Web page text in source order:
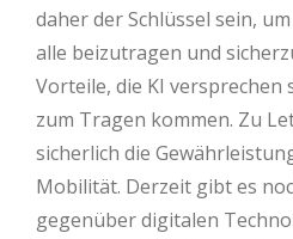
daher der Schlüssel sein,
alle beizutragen und
Vorteile, die KI versprechen
zum Tragen kommen. Zu
sicherlich die
Mobilität. Derzeit gibt es
gegenüber digitalen